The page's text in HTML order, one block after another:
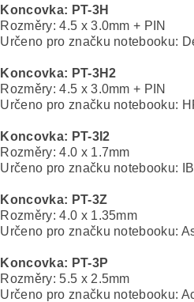
Koncovka: PT-3H
Rozměry: 4.5 x 3.0mm + PIN
Určeno pro značku notebooku:
Koncovka: PT-3H2
Rozměry: 4.5 x 3.0mm + PIN
Určeno pro značku notebooku:
Koncovka: PT-3I2
Rozměry: 4.0 x 1.7mm
Určeno pro značku notebooku:
Koncovka: PT-3Z
Rozměry: 4.0 x 1.35mm
Určeno pro značku notebooku:
Koncovka: PT-3P
Rozměry: 5.5 x 2.5mm
Určeno pro značku notebooku: